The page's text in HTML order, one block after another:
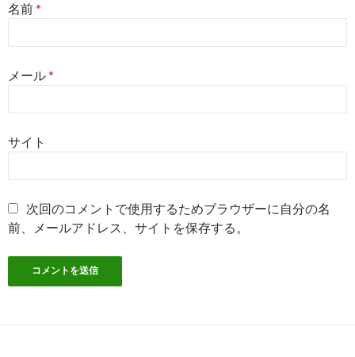
名前*
メール*
サイト
次回のコメントで使用するためブラウザーに自分の名
前、メールアドレス、サイトを保存する。